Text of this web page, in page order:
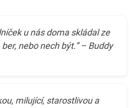
u nás doma skládal ze
nebo nech být.” – Buddy
milující, starostlivou a